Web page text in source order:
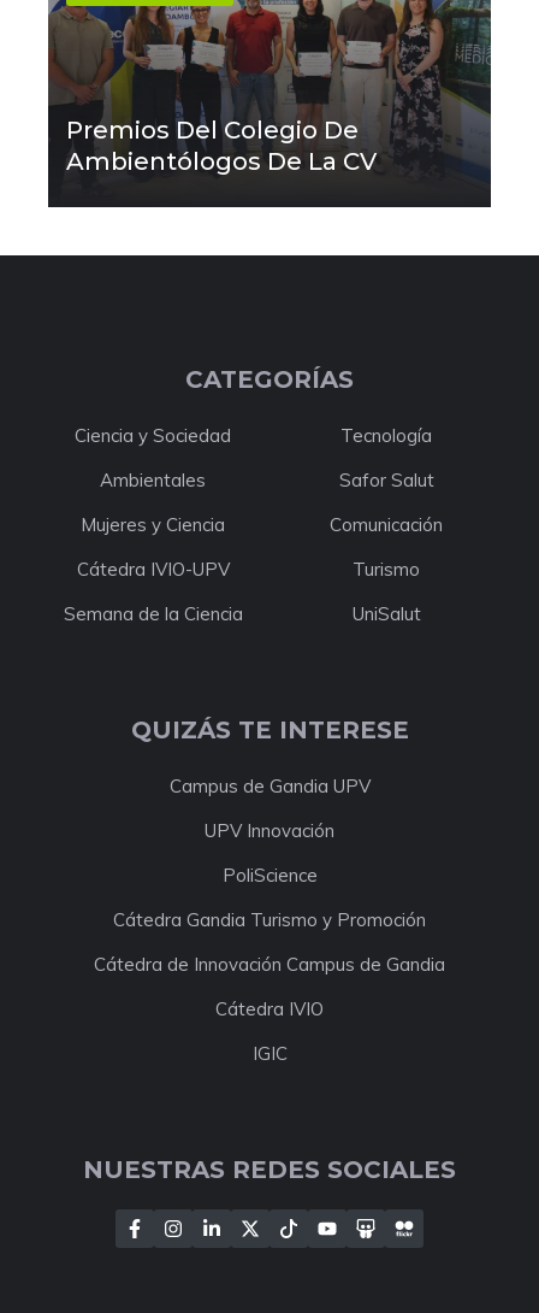
Premios Del Colegio De
Ambientólogos De La CV
CATEGORÍAS
Ciencia y Sociedad
Tecnología
Ambientales
Safor Salut
Mujeres y Ciencia
Comunicación
Cátedra IVIO-UPV
Turismo
Semana de la Ciencia
UniSalut
QUIZÁS TE INTERESE
Campus de Gandia UPV
UPV Innovación
PoliScience
Cátedra Gandia Turismo y Promoción
Cátedra de Innovación Campus de Gandia
Cátedra IVIO
IGIC
NUESTRAS REDES SOCIALES